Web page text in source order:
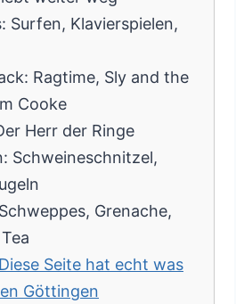
Surfen, Klavierspielen,
Ragtime, Sly and the
Cooke
Herr der Ringe
Schweineschnitzel,
Grenache,
Diese Seite hat echt was
Göttingen